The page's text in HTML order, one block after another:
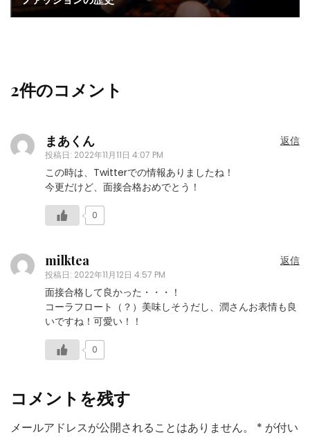
2件のコメント
まあくん
投稿日: 2022年11月11日 4:07 PM
返信
この時は、Twitterでの情報ありましたね！
今更だけど、面接合格おめでとう！
0
milktea
投稿日: 2022年11月12日 4:57 PM
返信
面接合格して良かった・・・！
コーラフロート（？）美味しそうだし、潤さんお表情も良
いですね！可愛い！！
0
コメントを残す
メールアドレスが公開されることはありません。 * が付い